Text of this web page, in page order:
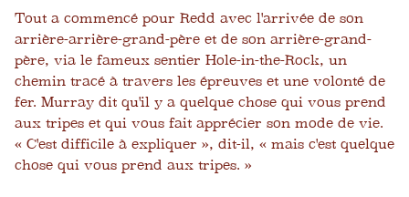
Tout a commencé pour Redd avec l'arrivée de son
arrière-arrière-grand-père et de son arrière-grand-
père, via le fameux sentier Hole-in-the-Rock, un
chemin tracé à travers les épreuves et une volonté de
fer. Murray dit qu'il y a quelque chose qui vous prend
aux tripes et qui vous fait apprécier son mode de vie.
« C'est difficile à expliquer », dit-il, « mais c'est quelque
chose qui vous prend aux tripes. »